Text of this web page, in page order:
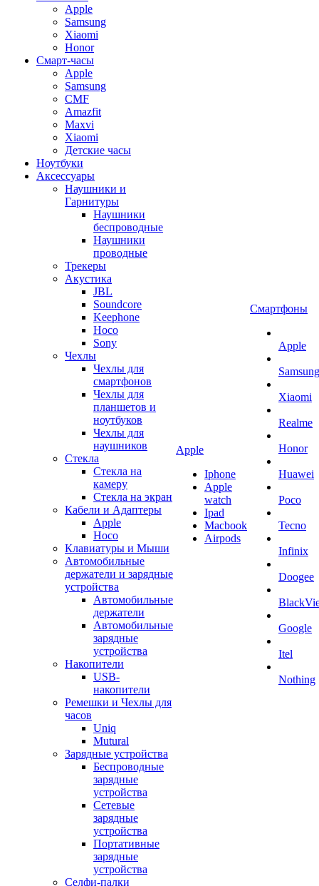
Apple
Samsung
Xiaomi
Honor
Смарт-часы
Apple
Samsung
CMF
Amazfit
Maxvi
Xiaomi
Детские часы
Ноутбуки
Аксессуары
Наушники и
Гарнитуры
Наушники
беспроводные
Наушники
проводные
Трекеры
Акустика
JBL
Soundcore
Keephone
Hoco
Sony
Чехлы
Чехлы для
смартфонов
Чехлы для
планшетов и
ноутбуков
Чехлы для
наушников
Стекла
Стекла на
камеру
Стекла на экран
Кабели и Адаптеры
Apple
Hoco
Клавиатуры и Мыши
Автомобильные
держатели и зарядные
устройства
Автомобильные
держатели
Автомобильные
зарядные
устройства
Накопители
USB-
накопители
Ремешки и Чехлы для
часов
Uniq
Mutural
Зарядные устройства
Беспроводные
зарядные
устройства
Сетевые
зарядные
устройства
Портативные
зарядные
устройства
Селфи-палки
Apple
Iphone
Apple
watch
Ipad
Macbook
Airpods
Смартфоны
Apple
Samsung
Xiaomi
Realme
Honor
Huawei
Poco
Tecno
Infinix
Doogee
Google
Itel
Nothing